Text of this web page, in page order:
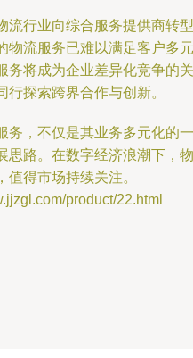
流行业向综合服务提供商转型
物流服务已难以满足客户多元
务将成为企业差异化竞争的关
探索跨界合作与创新。
务，不仅是其业务多元化的一
思路。在数字经济浪潮下，物
得市场持续关注。
product/22.html